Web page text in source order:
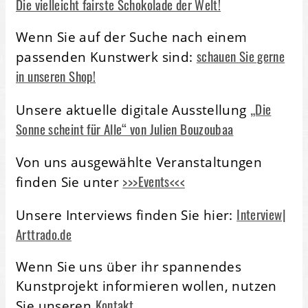
Die vielleicht fairste Schokolade der Welt!
Wenn Sie auf der Suche nach einem
passenden Kunstwerk sind: schauen Sie gerne
in unseren Shop!
Unsere aktuelle digitale Ausstellung „Die
Sonne scheint für Alle“ von Julien Bouzoubaa
Von uns ausgewählte Veranstaltungen
finden Sie unter >>>Events<<<
Unsere Interviews finden Sie hier: Interview|
Arttrado.de
Wenn Sie uns über ihr spannendes
Kunstprojekt informieren wollen, nutzen